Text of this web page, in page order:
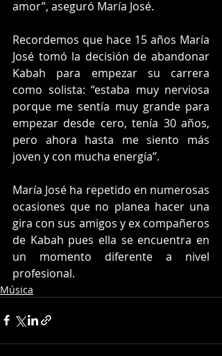
amor”, aseguró María José.
Recordemos que hace 15 años María
José tomó la decisión de abandonar
Kabah para empezar su carrera
como solista: “estaba muy nerviosa
porque me sentía muy grande para
empezar desde cero, tenía 30 años,
pero ahora hasta me siento más
joven y con mucha energía”.
María José ha repetido en numerosas
ocasiones que no planea hacer una
gira con sus amigos y ex compañeros
de Kabah pues ella se encuentra en
un momento diferente a nivel
profesional.
Música